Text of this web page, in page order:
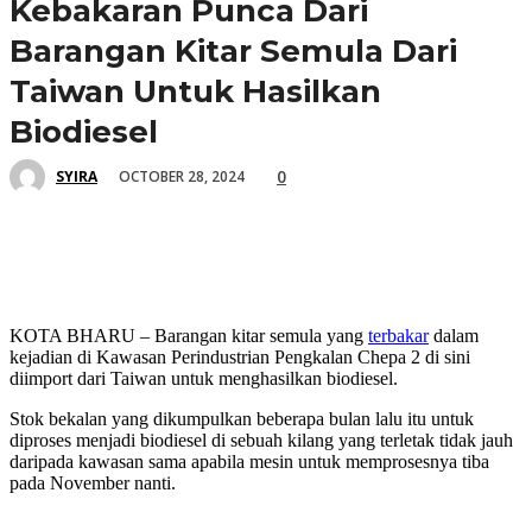
Kebakaran Punca Dari
Barangan Kitar Semula Dari
Taiwan Untuk Hasilkan
Biodiesel
SYIRA OCTOBER 28, 2024 0
KOTA BHARU – Barangan kitar semula yang terbakardalam
kejadian di Kawasan Perindustrian Pengkalan Chepa 2 di sini
diimport dari Taiwan untuk menghasilkan biodiesel.
Stok bekalan yang dikumpulkan beberapa bulan lalu itu untuk
diproses menjadi biodiesel di sebuah kilang yang terletak tidak jauh
daripada kawasan sama apabila mesin untuk memprosesnya tiba
pada November nanti.